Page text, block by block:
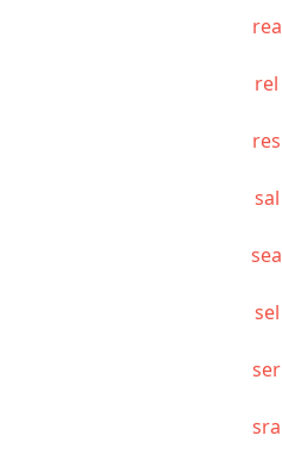
rea
rel
res
sal
sea
sel
ser
sra